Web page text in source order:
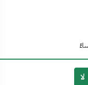
لا